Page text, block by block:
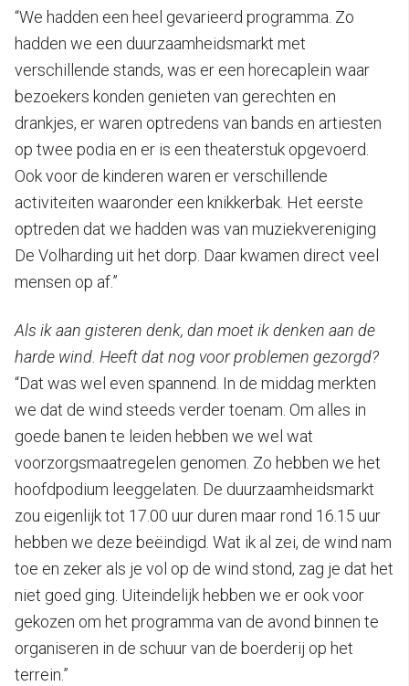
“We hadden een heel gevarieerd programma. Zo
hadden we een duurzaamheidsmarkt met
verschillende stands, was er een horecaplein waar
bezoekers konden genieten van gerechten en
drankjes, er waren optredens van bands en artiesten
op twee podia en er is een theaterstuk opgevoerd.
Ook voor de kinderen waren er verschillende
activiteiten waaronder een knikkerbak. Het eerste
optreden dat we hadden was van muziekvereniging
De Volharding uit het dorp. Daar kwamen direct veel
mensen op af.”
Als ik aan gisteren denk, dan moet ik denken aan de
harde wind. Heeft dat nog voor problemen gezorgd?
“Dat was wel even spannend. In de middag merkten
we dat de wind steeds verder toenam. Om alles in
goede banen te leiden hebben we wel wat
voorzorgsmaatregelen genomen. Zo hebben we het
hoofdpodium leeggelaten. De duurzaamheidsmarkt
zou eigenlijk tot 17.00 uur duren maar rond 16.15 uur
hebben we deze beëindigd. Wat ik al zei, de wind nam
toe en zeker als je vol op de wind stond, zag je dat het
niet goed ging. Uiteindelijk hebben we er ook voor
gekozen om het programma van de avond binnen te
organiseren in de schuur van de boerderij op het
terrein.”